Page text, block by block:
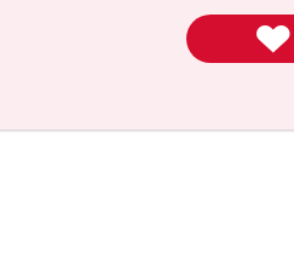
